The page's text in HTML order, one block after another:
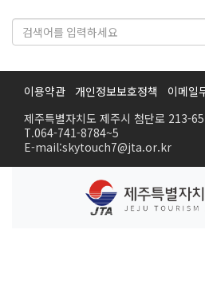
이용약관 개인정보보호정책
이메일
제주특별자치도 제주시 첨단로 213-
T.064-741-8784~5
E-mail:skytouch7@jta.or.kr